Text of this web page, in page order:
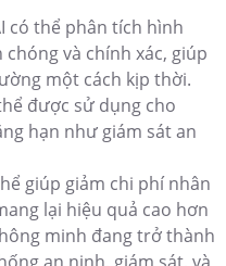
có thể phân tích hình
và chính xác, giúp
một cách kịp thời.
được sử dụng cho
hạn như giám sát an
giúp giảm chi phí nhân
lại hiệu quả cao hơn
minh đang trở thành